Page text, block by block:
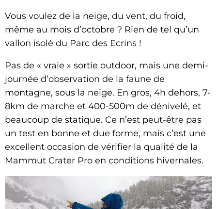
Vous voulez de la neige, du vent, du froid,
même au mois d’octobre ? Rien de tel qu’un
vallon isolé du Parc des Ecrins !
Pas de « vraie » sortie outdoor, mais une demi-
journée d’observation de la faune de
montagne, sous la neige. En gros, 4h dehors, 7-
8km de marche et 400-500m de dénivelé, et
beaucoup de statique. Ce n’est peut-être pas
un test en bonne et due forme, mais c’est une
excellent occasion de vérifier la qualité de la
Mammut Crater Pro en conditions hivernales.